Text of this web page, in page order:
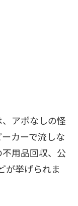
アポなしの怪
カーで流しな
用品回収、公
が挙げられま